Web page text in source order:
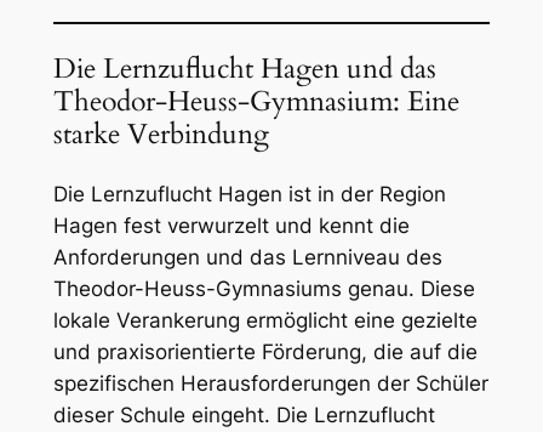
Die Lernzuflucht Hagen und das
Theodor-Heuss-Gymnasium: Eine
starke Verbindung
Die Lernzuflucht Hagen ist in der Region
Hagen fest verwurzelt und kennt die
Anforderungen und das Lernniveau des
Theodor-Heuss-Gymnasiums genau. Diese
lokale Verankerung ermöglicht eine gezielte
und praxisorientierte Förderung, die auf die
spezifischen Herausforderungen der Schüler
dieser Schule eingeht. Die Lernzuflucht